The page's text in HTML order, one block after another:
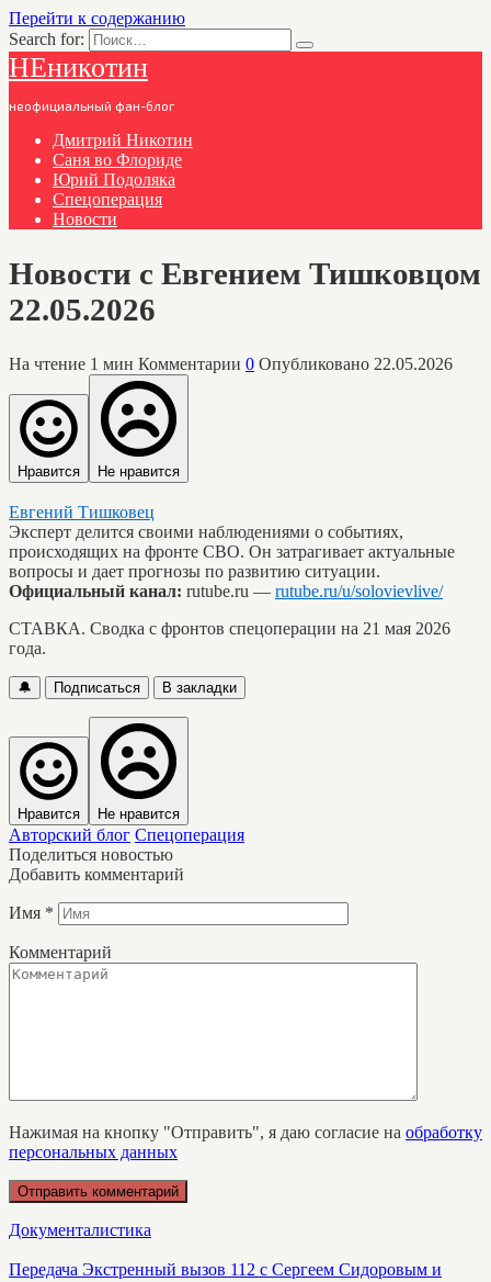
Перейти к содержанию
Search for:
НЕникотин
неофициальный фан-блог
Дмитрий Никотин
Саня во Флориде
Юрий Подоляка
Спецоперация
Новости
Новости с Евгением Тишковцом
22.05.2026
На чтение 1 мин Комментарии 0 Опубликовано 22.05.2026
Нравится Не нравится
Евгений Тишковец
Эксперт делится своими наблюдениями о событиях,
происходящих на фронте СВО. Он затрагивает актуальные
вопросы и дает прогнозы по развитию ситуации.
Официальный канал: rutube.ru — rutube.ru/u/solovievlive/
СТАВКА. Сводка с фронтов спецоперации на 21 мая 2026
года.
🔔 Подписаться В закладки
Нравится Не нравится
Авторский блог Спецоперация
Поделиться новостью
Добавить комментарий
Имя *
Комментарий
Нажимая на кнопку "Отправить", я даю согласие на обработку
персональных данных
Документалистика
Передача Экстренный вызов 112 с Сергеем Сидоровым и